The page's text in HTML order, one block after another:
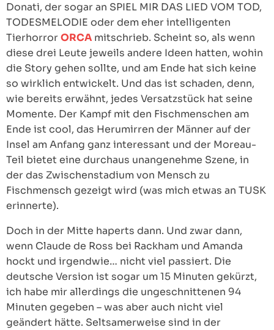
Donati, der sogar an SPIEL MIR DAS LIED VOM TOD,
TODESMELODIE oder dem eher intelligenten
TierhorrorORCAmitschrieb. Scheint so, als wenn
diese drei Leute jeweils andere Ideen hatten, wohin
die Story gehen sollte, und am Ende hat sich keine
so wirklich entwickelt. Und das ist schaden, denn,
wie bereits erwähnt, jedes Versatzstück hat seine
Momente. Der Kampf mit den Fischmenschen am
Ende ist cool, das Herumirren der Männer auf der
Insel am Anfang ganz interessant und der Moreau-
Teil bietet eine durchaus unangenehme Szene, in
der das Zwischenstadium von Mensch zu
Fischmensch gezeigt wird (was mich etwas an TUSK
erinnerte).
Doch in der Mitte haperts dann. Und zwar dann,
wenn Claude de Ross bei Rackham und Amanda
hockt und irgendwie… nicht viel passiert. Die
deutsche Version ist sogar um 15 Minuten gekürzt,
ich habe mir allerdings die ungeschnittenen 94
Minuten gegeben – was aber auch nicht viel
geändert hätte. Seltsamerweise sind in der